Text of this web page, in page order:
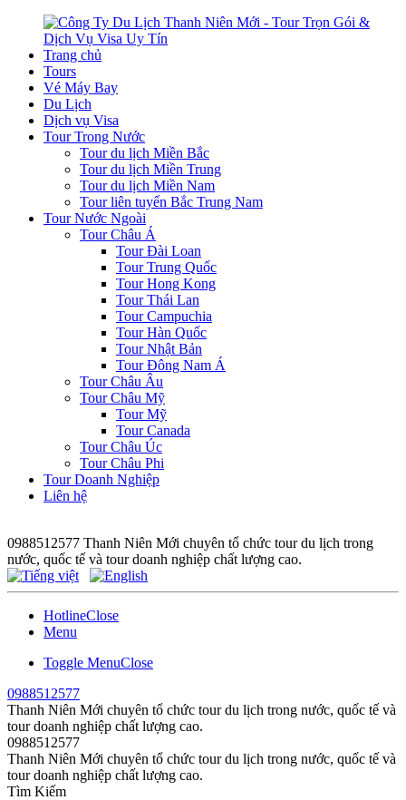
Trang chủ
Tours
Vé Máy Bay
Du Lịch
Dịch vụ Visa
Tour Trong Nước
Tour du lịch Miền Bắc
Tour du lịch Miền Trung
Tour du lịch Miền Nam
Tour liên tuyến Bắc Trung Nam
Tour Nước Ngoài
Tour Châu Á
Tour Đài Loan
Tour Trung Quốc
Tour Hong Kong
Tour Thái Lan
Tour Campuchia
Tour Hàn Quốc
Tour Nhật Bản
Tour Đông Nam Á
Tour Châu Âu
Tour Châu Mỹ
Tour Mỹ
Tour Canada
Tour Châu Úc
Tour Châu Phi
Tour Doanh Nghiệp
Liên hệ
0988512577 Thanh Niên Mới chuyên tổ chức tour du lịch trong
nước, quốc tế và tour doanh nghiệp chất lượng cao.
HotlineClose
Menu
Toggle MenuClose
0988512577
Thanh Niên Mới chuyên tổ chức tour du lịch trong nước, quốc tế và
tour doanh nghiệp chất lượng cao.
0988512577
Thanh Niên Mới chuyên tổ chức tour du lịch trong nước, quốc tế và
tour doanh nghiệp chất lượng cao.
Tìm Kiếm